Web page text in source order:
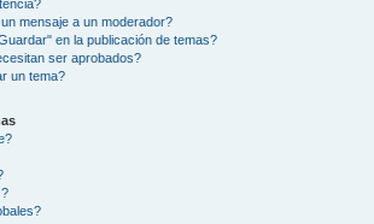
mensaje a un moderador?
en la publicación de temas?
ser aprobados?
un tema?